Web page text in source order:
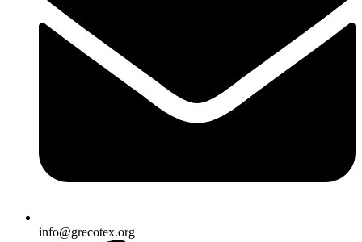
info@grecotex.org